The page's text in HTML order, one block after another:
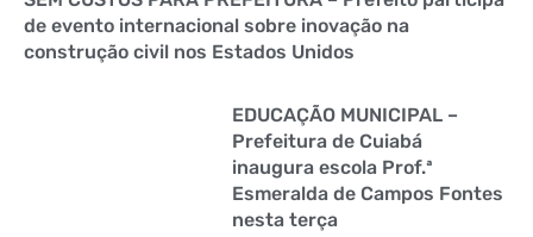
de evento internacional sobre inovação na
construção civil nos Estados Unidos
EDUCAÇÃO MUNICIPAL –
Prefeitura de Cuiabá
inaugura escola Prof.ª
Esmeralda de Campos Fontes
nesta terça